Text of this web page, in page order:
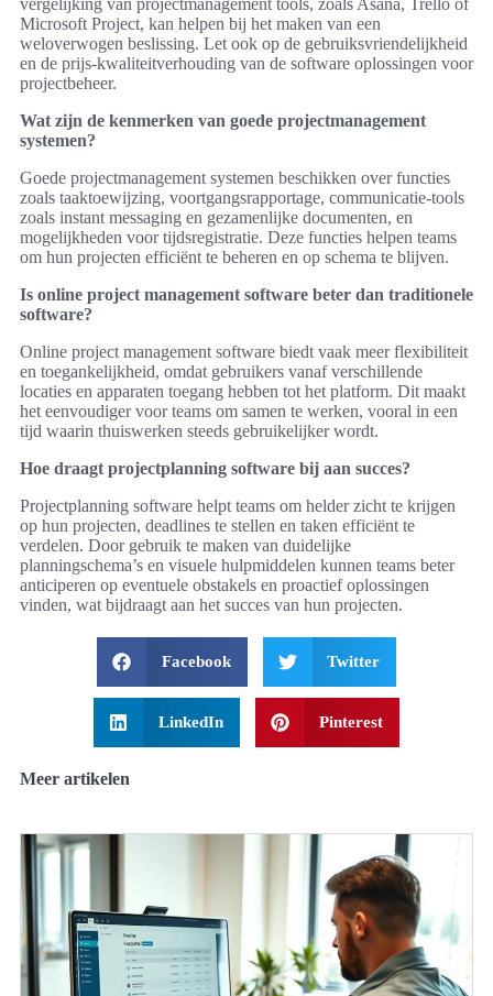
Microsoft Project, kan helpen bij het maken van een
weloverwogen beslissing. Let ook op de gebruiksvriendelijkheid
en de prijs-kwaliteitverhouding van de software oplossingen voor
projectbeheer.
Wat zijn de kenmerken van goede projectmanagement
systemen?
Goede projectmanagement systemen beschikken over functies
zoals taaktoewijzing, voortgangsrapportage, communicatie-tools
zoals instant messaging en gezamenlijke documenten, en
mogelijkheden voor tijdsregistratie. Deze functies helpen teams
om hun projecten efficiënt te beheren en op schema te blijven.
Is online project management software beter dan traditionele
software?
Online project management software biedt vaak meer flexibiliteit
en toegankelijkheid, omdat gebruikers vanaf verschillende
locaties en apparaten toegang hebben tot het platform. Dit maakt
het eenvoudiger voor teams om samen te werken, vooral in een
tijd waarin thuiswerken steeds gebruikelijker wordt.
Hoe draagt projectplanning software bij aan succes?
Projectplanning software helpt teams om helder zicht te krijgen
op hun projecten, deadlines te stellen en taken efficiënt te
verdelen. Door gebruik te maken van duidelijke
planningschema’s en visuele hulpmiddelen kunnen teams beter
anticiperen op eventuele obstakels en proactief oplossingen
vinden, wat bijdraagt aan het succes van hun projecten.
Facebook Twitter
LinkedIn Pinterest
Meer artikelen